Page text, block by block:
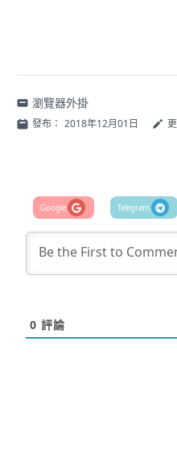
瀏覽器外掛
發布： 2018年12月01日
0 評論